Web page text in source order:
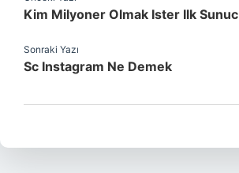
Kim Milyoner Olmak Ister Ilk
Sonraki Yazı
Sc Instagram Ne Demek